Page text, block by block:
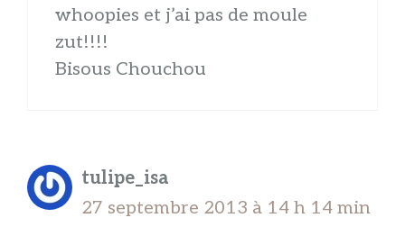
whoopies et j’ai pas de moule
zut!!!!
Bisous Chouchou
tulipe_isa
27 septembre 2013 à 14 h 14 min